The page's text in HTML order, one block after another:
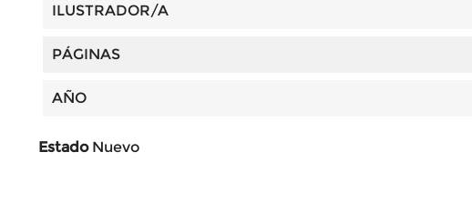
ILUSTRADOR/A
PÁGINAS
AÑO
Estado Nuevo